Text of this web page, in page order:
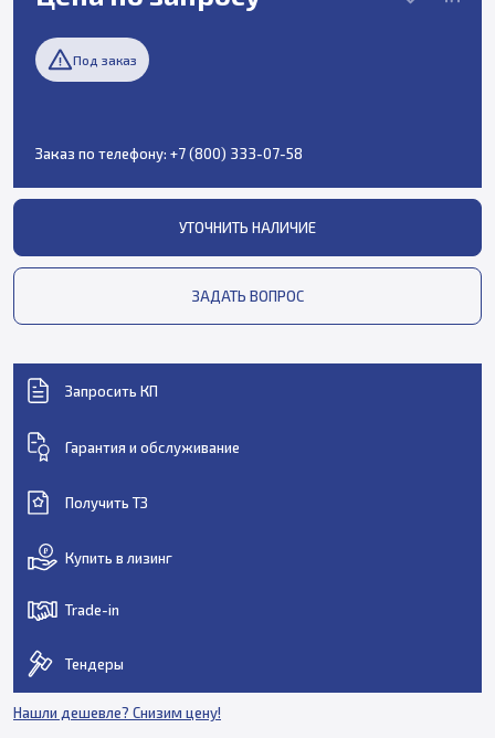
Под заказ
Заказ по телефону: +7 (800) 333-07-58
УТОЧНИТЬ НАЛИЧИЕ
ЗАДАТЬ ВОПРОС
Запросить КП
Гарантия и обслуживание
Получить ТЗ
Купить в лизинг
Trade-in
Тендеры
Нашли дешевле? Снизим цену!